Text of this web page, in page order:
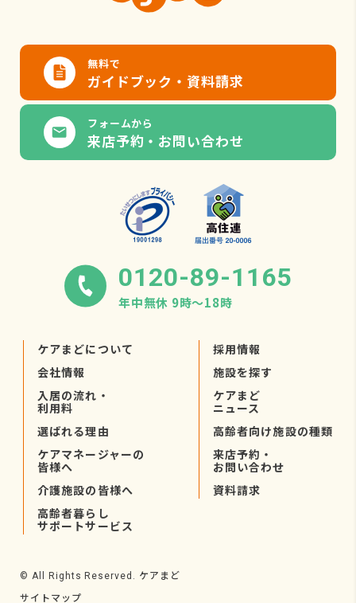
無料で
ガイドブック・資料請求
フォームから
来店予約・お問い合わせ
0120-89-1165
年中無休 9時〜18時
ケアまどについて
会社情報
入居の流れ・
利用料
選ばれる理由
ケアマネージャーの
皆様へ
介護施設の皆様へ
高齢者暮らし
サポートサービス
採用情報
施設を探す
ケアまど
ニュース
高齢者向け施設の種類
来店予約・
お問い合わせ
資料請求
© All Rights Reserved. ケアまど
サイトマップ